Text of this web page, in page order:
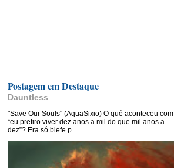
Postagem em Destaque
Dauntless
"Save Our Souls" (AquaSixio) O quê aconteceu com
“eu prefiro viver dez anos a mil do que mil anos a
dez”? Era só blefe p...